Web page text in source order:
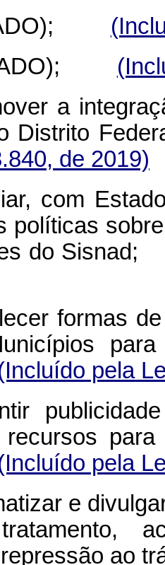
a
o Distrito
de 2019)
com
políticas
do
formas
pela
pela
e
repressão